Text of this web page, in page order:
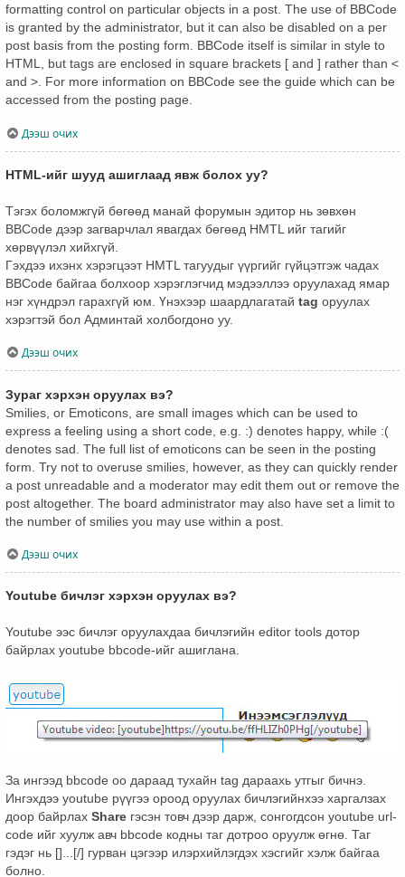
formatting control on particular objects in a post. The use of BBCode
is granted by the administrator, but it can also be disabled on a per
post basis from the posting form. BBCode itself is similar in style to
HTML, but tags are enclosed in square brackets [ and ] rather than <
and >. For more information on BBCode see the guide which can be
accessed from the posting page.
Дээш очих
HTML-ийг шууд ашиглаад явж болох уу?
Тэгэх боломжгүй бөгөөд манай форумын эдитор нь зөвхөн
BBCode дээр загварчлал явагдах бөгөөд HMTL ийг тагийг
хөрвүүлэл хийхгүй.
Гэхдээ ихэнх хэрэгцээт HMTL тагуудыг үүргийг гүйцэтгэж чадах
BBCode байгаа болхоор хэрэглэгчид мэдээллээ оруулахад ямар
нэг хүндрэл гарахгүй юм. Үнэхээр шаардлагатай tag оруулах
хэрэгтэй бол Админтай холбогдоно уу.
Дээш очих
Зураг хэрхэн оруулах вэ?
Smilies, or Emoticons, are small images which can be used to
express a feeling using a short code, e.g. :) denotes happy, while :(
denotes sad. The full list of emoticons can be seen in the posting
form. Try not to overuse smilies, however, as they can quickly render
a post unreadable and a moderator may edit them out or remove the
post altogether. The board administrator may also have set a limit to
the number of smilies you may use within a post.
Дээш очих
Youtube бичлэг хэрхэн оруулах вэ?
Youtube ээс бичлэг оруулахдаа бичлэгийн editor tools дотор
байрлах youtube bbcode-ийг ашиглана.
За ингээд bbcode оо дараад тухайн tag дараахь утгыг бичнэ.
Ингэхдээ youtube рүүгээ ороод оруулах бичлэгийнхээ харгалзах
доор байрлах Share гэсэн товч дээр дарж, сонгогдсон youtube url-
code ийг хуулж авч bbcode кодны таг дотроо оруулж өгнө. Таг
гэдэг нь []...[/] гурван цэгээр илэрхийлэгдэх хэсгийг хэлж байгаа
болно.